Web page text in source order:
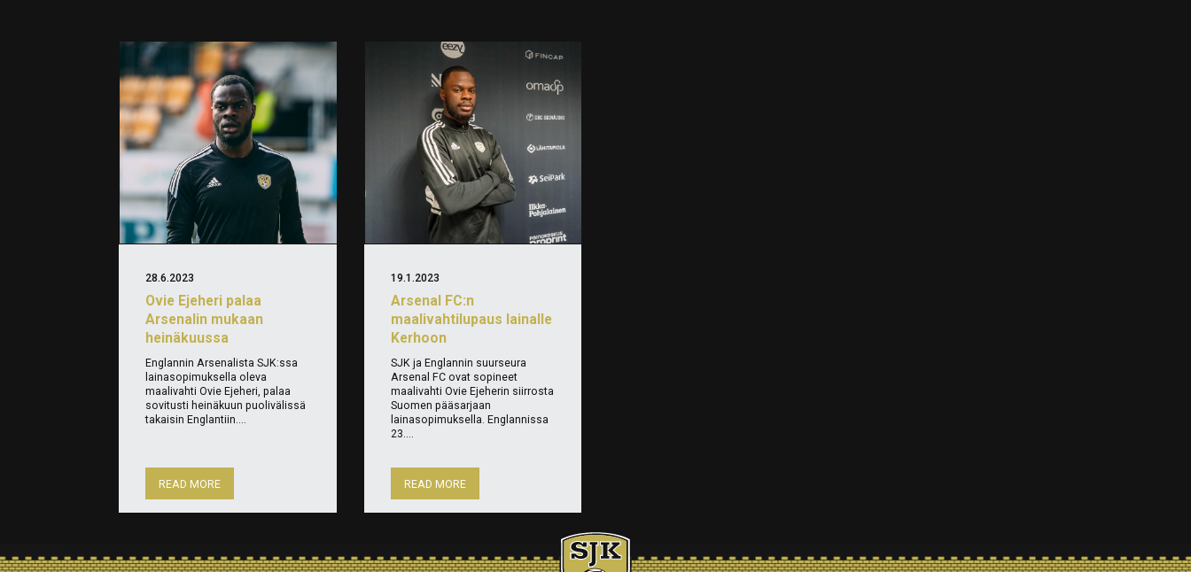
Ovie Ejeheri palaa
Arsenalin mukaan
heinäkuussa
28.6.2023
Englannin Arsenalista SJK:ssa
lainasopimuksella oleva
maalivahti Ovie Ejeheri, palaa
sovitusti heinäkuun puolivälissä
takaisin Englantiin....
READ MORE
Arsenal FC:n
maalivahtilupaus lainalle
Kerhoon
19.1.2023
SJK ja Englannin suurseura
Arsenal FC ovat sopineet
maalivahti Ovie Ejeherin siirrosta
Suomen pääsarjaan
lainasopimuksella. Englannissa
23....
READ MORE